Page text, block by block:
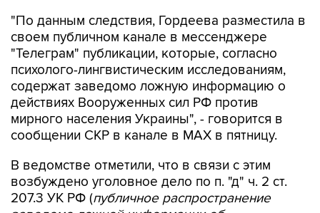
"По данным следствия, Гордеева разместила в
своем публичном канале в мессенджере
"Телеграм" публикации, которые, согласно
психолого-лингвистическим исследованиям,
содержат заведомо ложную информацию о
действиях Вооруженных сил РФ против
мирного населения Украины", - говорится в
сообщении СКР в канале в MAX в пятницу.
В ведомстве отметили, что в связи с этим
возбуждено уголовное дело по п. "д" ч. 2 ст.
207.3 УК РФ (публичное распространение